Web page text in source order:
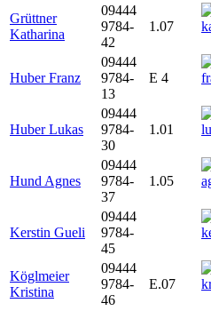
Grüttner
Katharina
09444
9784-
42
1.07
Huber Franz
09444
9784-
13
E 4
Huber Lukas
09444
9784-
30
1.01
Hund Agnes
09444
9784-
37
1.05
Kerstin Gueli
09444
9784-
45
Köglmeier
Kristina
09444
9784-
46
E.07